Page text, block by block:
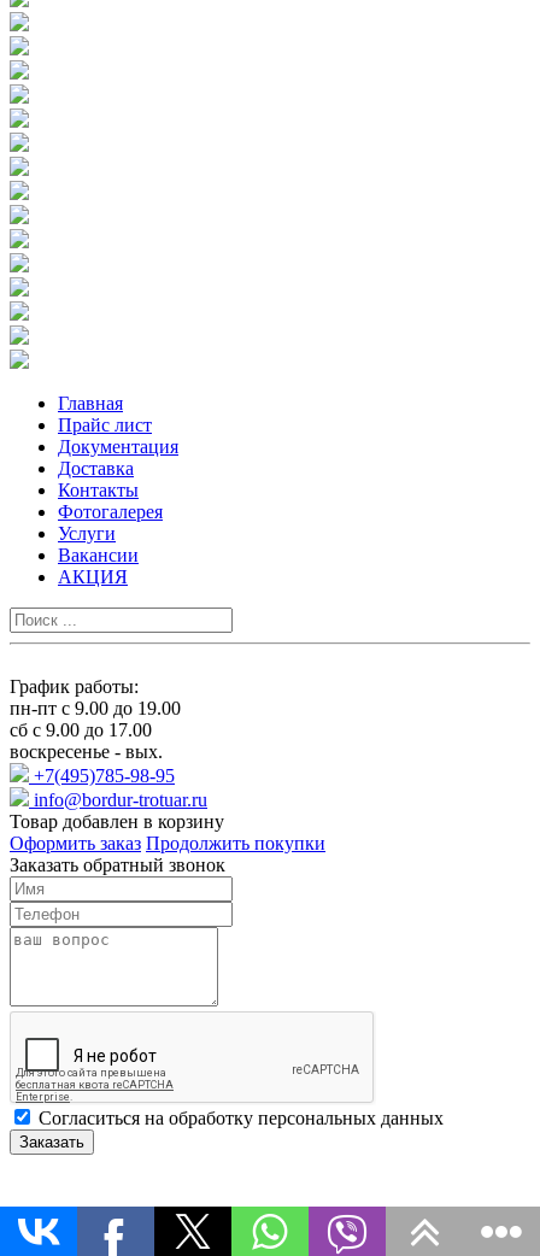
Главная
Прайс лист
Документация
Доставка
Контакты
Фотогалерея
Услуги
Вакансии
АКЦИЯ
График работы:
пн-пт с 9.00 до 19.00
сб с 9.00 до 17.00
воскресенье - вых.
+7(495)785-98-95
info@bordur-trotuar.ru
Товар добавлен в корзину
Оформить заказ Продолжить покупки
Заказать обратный звонок
Cогласиться на обработку персональных данных
Заказать